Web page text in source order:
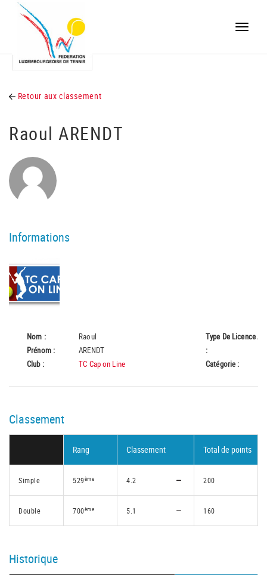
Toggle
Retour aux classement
Raoul ARENDT
Informations
Nom :
Raoul
Prénom :
ARENDT
Club :
TC Cap on Line
Type De Licence
:
A
Catégorie :
Classement
Rang Classement Total de points
Simple 529ème 4.2 200
Double 700ème 5.1 160
Historique